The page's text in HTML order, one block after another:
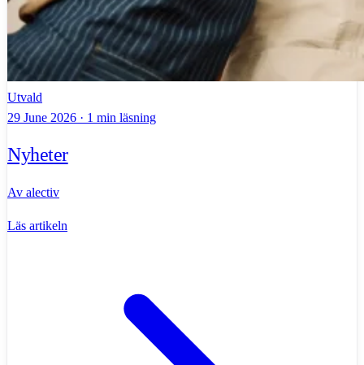
Utvald
29 June 2026 · 1 min läsning
Nyheter
Av alectiv
Läs artikeln